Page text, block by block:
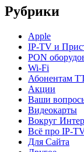
Рубрики
Apple
IP-TV и
PON
Wi-Fi
Абонентам
Акции
Ваши
Видеокарты
Вокруг
Всё про IP-
Для Сайта